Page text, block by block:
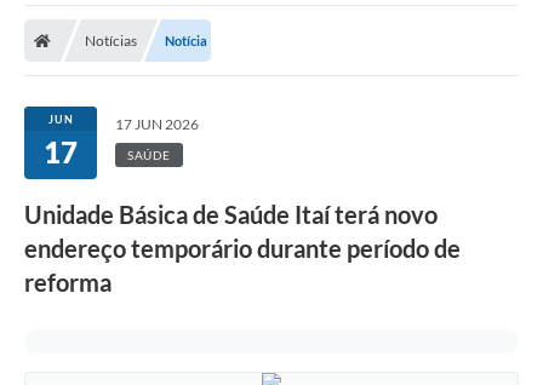
Notícias Notícia
JUN
17
17 JUN 2026
SAÚDE
Unidade Básica de Saúde Itaí terá novo
endereço temporário durante período de
reforma